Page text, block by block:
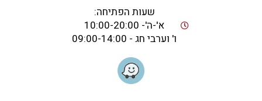
שעות הפתיחה:
א'-ה'- 10:00-20:00
ו' וערבי חג - 09:00-14:00